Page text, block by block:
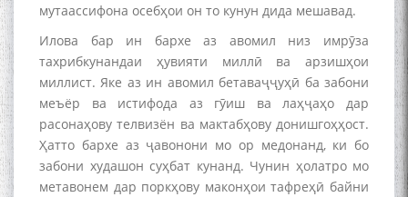
мутаассифона осебҳои он то кунун дида мешавад.
Илова бар ин бархе аз авомил низ имрӯза
тахрибкунандаи ҳувияти миллӣ ва арзишҳои
миллист. Яке аз ин авомил бетаваҷҷуҳӣ ба забони
меъёр ва истифода аз гӯиш ва лаҳҷаҳо дар
расонаҳову телвизён ва мактабҳову донишгоҳҳост.
Ҳатто бархе аз ҷавонони мо ор медонанд, ки бо
забони худашон суҳбат кунанд. Чунин ҳолатро мо
метавонем дар поркҳову маконҳои тафреҳӣ байни
Дар Академияи миллии
илмҳои Тоҷикистон бахшида
ба 100-солагии мунаққиду
адабиётшинос Соҳиб
Табаров ҳамоиши илмӣ-
назариявӣ баргузор гардид.